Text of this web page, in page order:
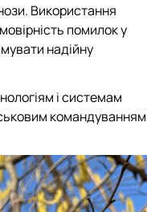
Використання
помилок у
надійну
і системам
командуванням